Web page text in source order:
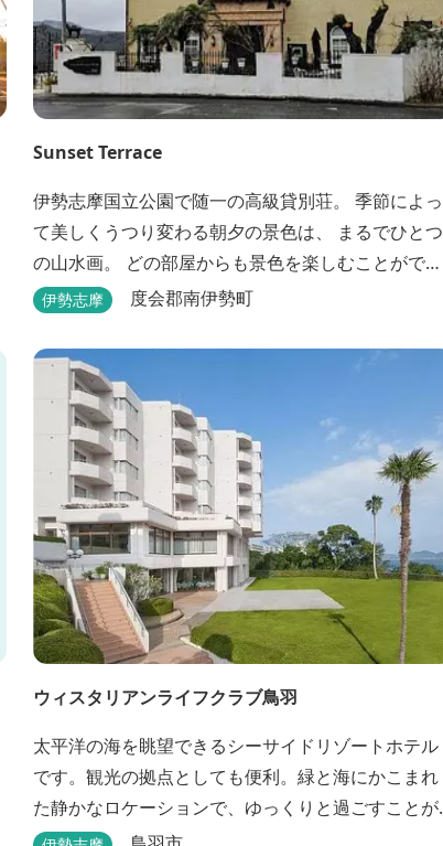
Sunset Terrace
伊勢志摩国立公園で随一の高級貸別荘。 季節によっ
て美しくうつり変わる朝夕の景色は、 まるでひとつ
の山水画。 どの部屋からも景色を楽しむことができ
ます。 大切な友人や家族と、最高のひとときを。 1
イベートでご利用いただけます。
伊勢志摩 度会郡南伊勢町
ウィスタリアンライフクラブ鳥羽
太平洋の海を眺望できるシーサイドリゾートホテル
です。観光の拠点としても便利。緑と海にかこまれ
た静かなロケーションで、ゆっくりと過ごすことが
できます。